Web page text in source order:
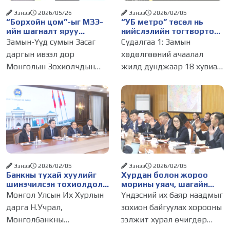
“Борхойн цом”-ыг МЗЭ-
ийн шагналт яруу
найрагч Э.Анхбаяр
Ээнээ 2026/05/26
Замын-Үүд сумын Засаг
даргын ивээл дор
Монголын Зохиолчдын
хамтран зохион
байгуулсан “Борхойн
цом-2026” яруу найргийн
15 дахь удаагийн наадам
2026 оны
“УБ метро” төсөл нь
нийслэлийн тогтвортой
хөгжил, иргэдийн
амьдралын чанарыг
сайжруулах зайлшгүй
шийдэл юм
Ээнээ 2026/02/05
Судалгаа 1: Замын
хөдөлгөөний ачаалал
жилд дунджаар 18 хувиар
хотын гол гудамж, зам
дагуу хөдөлгөөнд
оролцож буй хувийн
тээврийн хэрэгслийн
дундаж хурд 7-11 км/цаг,
нийтийн
Банкны тухай хуулийг
шинэчилсэн тохиолдолд
Унгар Улсын ОТП банк
Монгол Улсад үйл
ажиллагаагаа явуулах
хүсэлтэй байгаагаа
Ээнээ 2026/02/05
Монгол Улсын Их Хурлын
дарга Н.Учрал,
Монголбанкны
Хурдан болон жороо
морины уяач, шагайн
харваачдад улсын цол
олгуулна
Ээнээ 2026/02/05
Үндэсний их баяр наадмыг
зохион байгуулах хорооны
ээлжит хурал өчигдөр